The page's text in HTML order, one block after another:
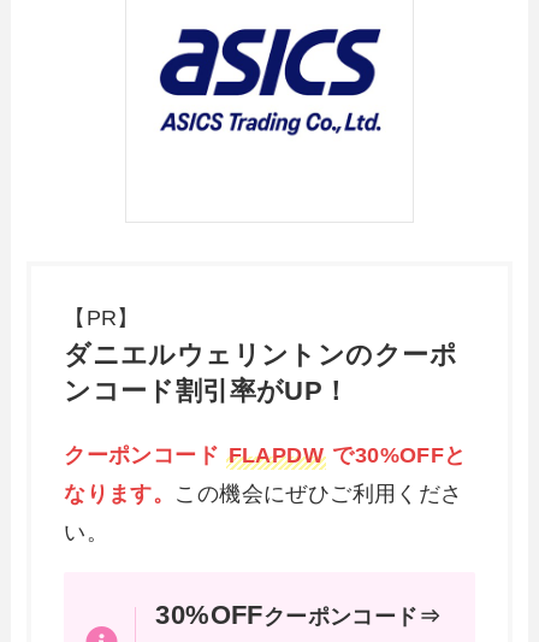
【PR】
ダニエルウェリントンのクーポ
ンコード割引率がUP！
クーポンコード FLAPDWで30%OFFと
なります。 この機会にぜひご利用くださ
い。
30%OFFクーポンコード⇒